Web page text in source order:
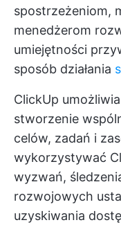
spostrzeżeniom,
menedżerom
umiejętności
sposób działania
ClickUp
stworzenie
celów, zadań i
wykorzystywać
wyzwań,
rozwojowych
uzyskiwania